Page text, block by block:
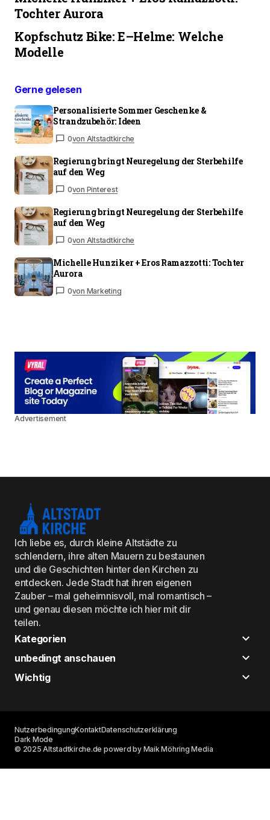
Tochter Aurora
Kopfschutz Bike: E–Helme: Welche
Modelle
Gerne gelesen
Personalisierte Sommer Geschenke &
Strandzubehör: Ideen
0von Altstadtkirche
Regierung bringt Neuregelung der Sterbehilfe
auf den Weg
0von Pinterest
Regierung bringt Neuregelung der Sterbehilfe
auf den Weg
0von Altstadtkirche
Michelle Hunziker + Eros Ramazzotti: Tochter
Aurora
0von Marketing
Advertisement
Ich liebe es, durch kleine Altstädte zu
schlendern, ihre alten Mauern zu bestaunen
und die Geschichten hinter den Kirchen zu
entdecken. Jede Stadt hat ihren eigenen
Zauber – mal geheimnisvoll, mal romantisch –
und genau diesen möchte ich hier mit dir
teilen.
Kategorien
unbedingt anschauen
Wichtig
© 2025 Altstadtkirche.de powerd by Maik Möhring Media
NutzerbedingungKontaktDatenschutzerklärung
Dark Mode